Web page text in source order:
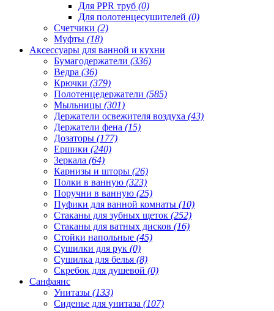
Для PPR труб (0)
Для полотенцесушителей (0)
Счетчики (2)
Муфты (18)
Аксессуары для ванной и кухни
Бумагодержатели (336)
Ведра (36)
Крючки (379)
Полотенцедержатели (585)
Мыльницы (301)
Держатели освежителя воздуха (43)
Держатели фена (15)
Дозаторы (177)
Ершики (240)
Зеркала (64)
Карнизы и шторы (26)
Полки в ванную (323)
Поручни в ванную (25)
Пуфики для ванной комнаты (10)
Стаканы для зубных щеток (252)
Стаканы для ватных дисков (16)
Стойки напольные (45)
Сушилки для рук (0)
Сушилка для белья (8)
Скребок для душевой (0)
Санфаянс
Унитазы (133)
Сиденье для унитаза (107)